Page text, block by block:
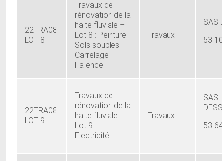
22TRA08
LOT 8
Travaux de
rénovation de la
halte fluviale –
Lot 8 : Peinture-
Sols souples-
Carrelage-
Faïence
Travaux
SAS
53
22TRA08
LOT 9
Travaux de
rénovation de la
halte fluviale –
Lot 9 :
Electricité
Travaux
SAS
53